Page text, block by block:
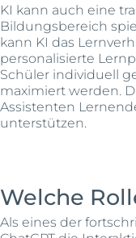
KI kann auch eine
Bildungsbereich
kann KI das
personalisierte
Schüler individuell
maximiert werden.
Assistenten
unterstützen.
Welche
Als eines der